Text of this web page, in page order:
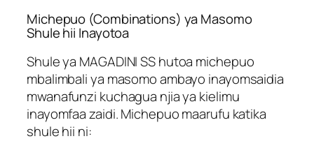
Michepuo (Combinations) ya Masomo
Shule hii Inayotoa
Shule ya MAGADINI SS hutoa michepuo
mbalimbali ya masomo ambayo inayomsaidia
mwanafunzi kuchagua njia ya kielimu
inayomfaa zaidi. Michepuo maarufu katika
shule hii ni: